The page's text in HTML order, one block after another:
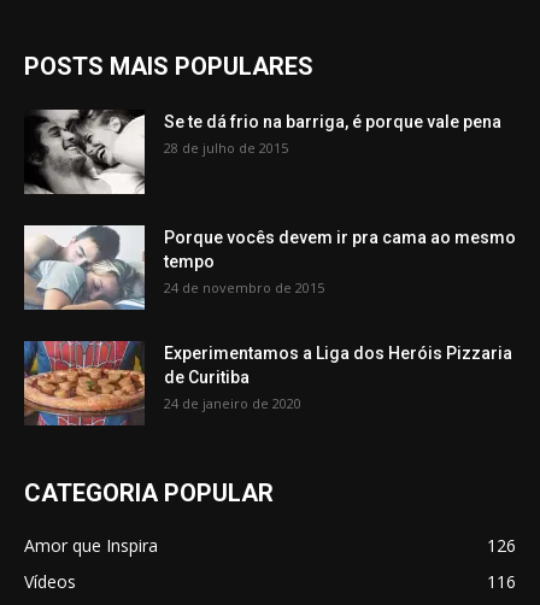
POSTS MAIS POPULARES
Se te dá frio na barriga, é porque vale pena
28 de julho de 2015
Porque vocês devem ir pra cama ao mesmo
tempo
24 de novembro de 2015
Experimentamos a Liga dos Heróis Pizzaria
de Curitiba
24 de janeiro de 2020
CATEGORIA POPULAR
Amor que Inspira
126
Vídeos
116